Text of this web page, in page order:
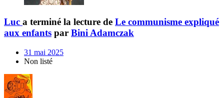
Luc a terminé la lecture de Le communisme expliqué
aux enfants par Bini Adamczak
31 mai 2025
Non listé